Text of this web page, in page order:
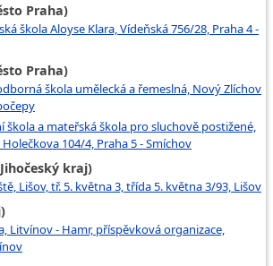
Praha)
škola Aloyse Klara, Vídeňská 756/28, Praha 4 -
Praha)
škola umělecká a řemeslná, Nový Zlíchov
škola a mateřská škola pro sluchově postižené,
104/4, Praha 5 - Smíchov
kraj)
Lišov, tř. 5. května 3, třída 5. května 3/93, Lišov
Litvínov - Hamr, příspěvková organizace,